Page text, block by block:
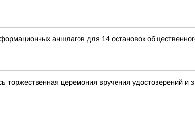
аншлагов для 14 остановок
торжественная церемония вручения удостоверений и